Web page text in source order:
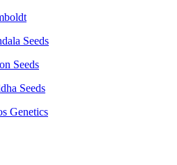
Seeds
Seeds
Seeds
Genetics